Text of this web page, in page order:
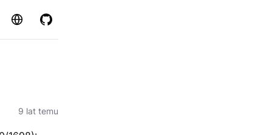
Strona GitHub
9 lat temu